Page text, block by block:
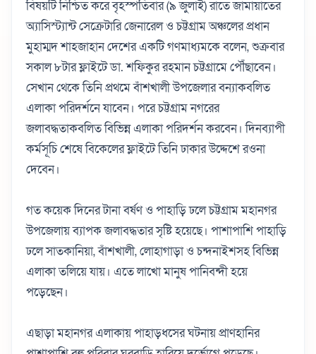
বিষয়টি নিশ্চিত করে বৃহস্পতিবার (৯ জুলাই) রাতে জামায়াতের
অ্যাসিস্ট্যান্ট সেক্রেটারি জেনারেল ও চট্টগ্রাম অঞ্চলের প্রধান
মুহাম্মদ শাহজাহান দেশের একটি গণমাধ্যমকে বলেন, শুক্রবার
সকাল ৮টার ফ্লাইটে ডা. শফিকুর রহমান চট্টগ্রামে পৌঁছাবেন।
সেখান থেকে তিনি প্রথমে বাঁশখালী উপজেলার বন্যাকবলিত
এলাকা পরিদর্শনে যাবেন। পরে চট্টগ্রাম নগরের
জলাবদ্ধতাকবলিত বিভিন্ন এলাকা পরিদর্শন করবেন। দিনব্যাপী
কর্মসূচি শেষে বিকেলের ফ্লাইটে তিনি ঢাকার উদ্দেশে রওনা
দেবেন।
গত কয়েক দিনের টানা বর্ষণ ও পাহাড়ি ঢলে চট্টগ্রাম মহানগর
উপজেলায় ব্যাপক জলাবদ্ধতার সৃষ্টি হয়েছে। পাশাপাশি পাহাড়ি
ঢলে সাতকানিয়া, বাঁশখালী, লোহাগাড়া ও চন্দনাইশসহ বিভিন্ন
এলাকা তলিয়ে যায়। এতে লাখো মানুষ পানিবন্দী হয়ে
পড়েছেন।
এছাড়া মহানগর এলাকায় পাহাড়ধসের ঘটনায় প্রাণহানির